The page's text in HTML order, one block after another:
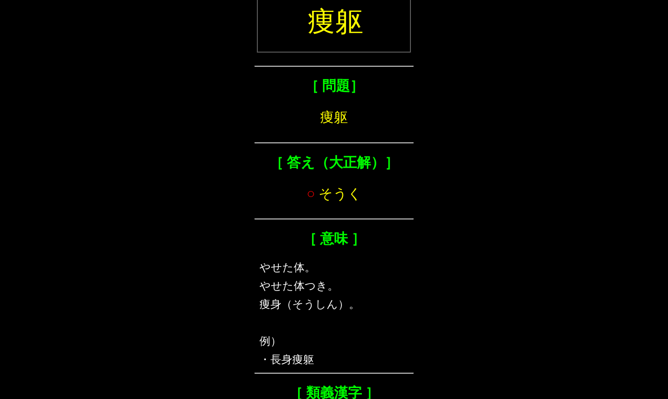
痩躯
［ 問題］
痩躯
［ 答え（大正解）］
○ そうく
［ 意味 ］
やせた体。
やせた体つき。
痩身（そうしん）。
例）
・長身痩躯
［ 類義漢字 ］